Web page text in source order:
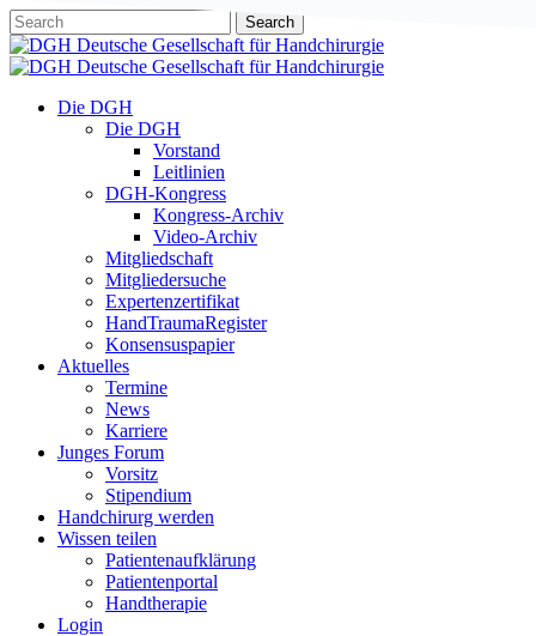
Skip
to
main
Search
Close
Search
Menu
Die DGH
Die DGH
Vorstand
Leitlinien
DGH-Kongress
Kongress-Archiv
Video-Archiv
Mitgliedschaft
Mitgliedersuche
Expertenzertifikat
HandTraumaRegister
Konsensuspapier
Aktuelles
Termine
News
Karriere
Junges Forum
Vorsitz
Stipendium
Handchirurg werden
Wissen teilen
Patientenaufklärung
Patientenportal
Handtherapie
Login